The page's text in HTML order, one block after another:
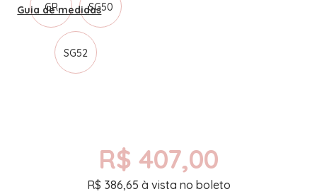
GR SG50
SG52
Guia de medidas
R$ 407,00
R$ 386,65 à vista no boleto